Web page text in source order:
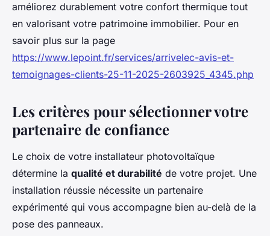
améliorez durablement votre confort thermique tout
en valorisant votre patrimoine immobilier. Pour en
savoir plus sur la page
https://www.lepoint.fr/services/arrivelec-avis-et-
temoignages-clients-25-11-2025-2603925_4345.php
Les critères pour sélectionner votre
partenaire de confiance
Le choix de votre installateur photovoltaïque
détermine la qualité et durabilité de votre projet. Une
installation réussie nécessite un partenaire
expérimenté qui vous accompagne bien au-delà de la
pose des panneaux.